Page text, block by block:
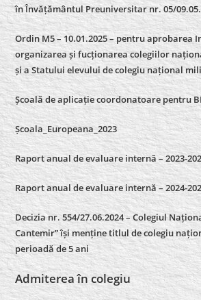
în Învățământul Preuniversitar nr. 05/
Ordin M5 – 10.01.2025 – pentru
organizarea și fucționarea colegiilor
și a Statului elevului de colegiu național
Școală de aplicație coordonatoare pentru
Școala_Europeana_2023
Raport anual de evaluare internă – 2023-
Raport anual de evaluare internă –2024-
Decizia nr. 554/27.06.2024 – Colegiul
Cantemir” își menține titlul de colegiu
perioadă de 5 ani
Admiterea în colegiu